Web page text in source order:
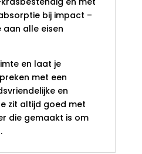
bij impact –
aan alle eisen
en laat je
met een
en
zit altijd goed met
die gemaakt is om